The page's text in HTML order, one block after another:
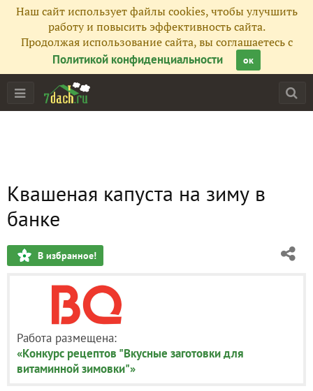
Наш сайт использует файлы cookies, чтобы улучшить
работу и повысить эффективность сайта.
Продолжая использование сайта, вы соглашаетесь с
Политикой конфиденциальности
ок
Квашеная капуста на зиму в
банке
В избранное!
Работа размещена:
«Конкурс рецептов "Вкусные заготовки для
витаминной зимовки"»